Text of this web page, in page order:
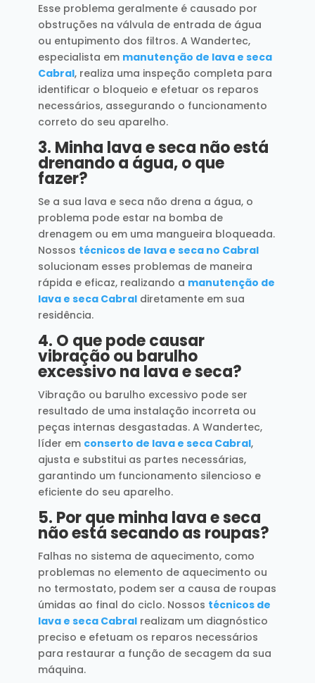
Esse problema geralmente é causado por
obstruções na válvula de entrada de água
ou entupimento dos filtros. A Wandertec,
especialista em manutenção de lava e seca
Cabral, realiza uma inspeção completa para
identificar o bloqueio e efetuar os reparos
necessários, assegurando o funcionamento
correto do seu aparelho.
3. Minha lava e seca não está
drenando a água, o que
fazer?
Se a sua lava e seca não drena a água, o
problema pode estar na bomba de
drenagem ou em uma mangueira bloqueada.
Nossos técnicos de lava e seca no Cabral
solucionam esses problemas de maneira
rápida e eficaz, realizando a manutenção de
lava e seca Cabraldiretamente em sua
residência.
4. O que pode causar
vibração ou barulho
excessivo na lava e seca?
Vibração ou barulho excessivo pode ser
resultado de uma instalação incorreta ou
peças internas desgastadas. A Wandertec,
líder em conserto de lava e seca Cabral,
ajusta e substitui as partes necessárias,
garantindo um funcionamento silencioso e
eficiente do seu aparelho.
5. Por que minha lava e seca
não está secando as roupas?
Falhas no sistema de aquecimento, como
problemas no elemento de aquecimento ou
no termostato, podem ser a causa de roupas
úmidas ao final do ciclo. Nossos técnicos de
lava e seca Cabralrealizam um diagnóstico
preciso e efetuam os reparos necessários
para restaurar a função de secagem da sua
máquina.